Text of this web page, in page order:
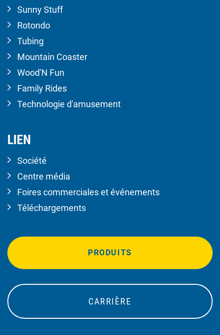
Sunny Stuff
Rotondo
Tubing
Mountain Coaster
Wood'N Fun
Family Rides
Technologie d'amusement
LIEN
Société
Centre média
Foires commerciales et événements
Téléchargements
PRODUITS
CARRIÈRE